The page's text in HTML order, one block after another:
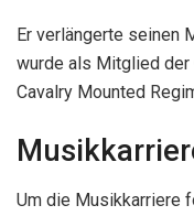
Er verlängerte seinen
wurde als Mitglied der
Cavalry Mounted
Um die Musikkarriere